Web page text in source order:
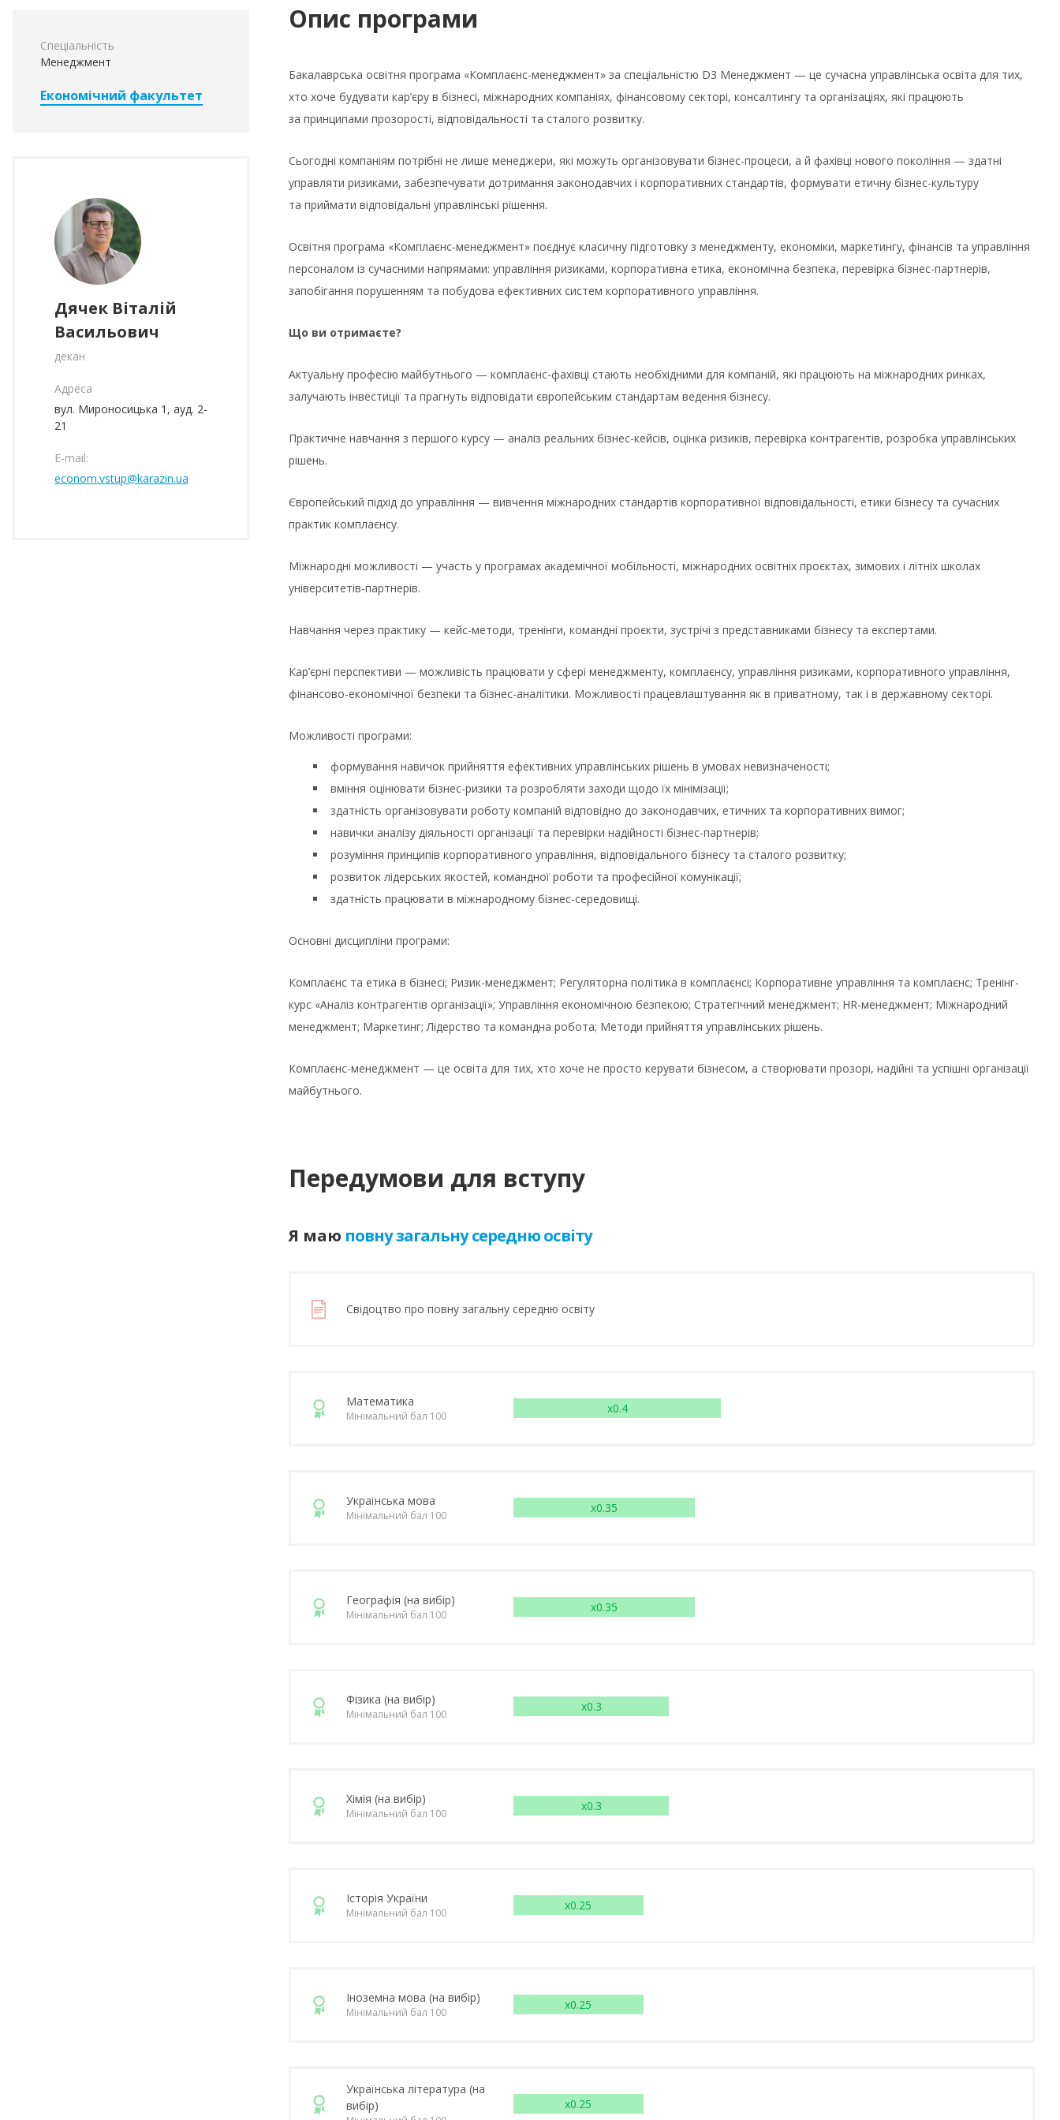
Спеціальність
Менеджмент
Економічний факультет
Дячек Віталій
Васильович
декан
Адреса
вул. Мироносицька 1, ауд. 2-
21
E-mail:
econom.vstup@karazin.ua
Опис програми
Бакалаврська освітня програма «Комплаєнс-менеджмент» за спеціальністю D3 Менеджмент — це сучасна управлінська освіта для тих,
хто хоче будувати кар’єру в бізнесі, міжнародних компаніях, фінансовому секторі, консалтингу та організаціях, які працюють
за принципами прозорості, відповідальності та сталого розвитку.
Сьогодні компаніям потрібні не лише менеджери, які можуть організовувати бізнес-процеси, а й фахівці нового покоління — здатні
управляти ризиками, забезпечувати дотримання законодавчих і корпоративних стандартів, формувати етичну бізнес-культуру
та приймати відповідальні управлінські рішення.
Освітня програма «Комплаєнс-менеджмент» поєднує класичну підготовку з менеджменту, економіки, маркетингу, фінансів та управління
персоналом із сучасними напрямами: управління ризиками, корпоративна етика, економічна безпека, перевірка бізнес-партнерів,
запобігання порушенням та побудова ефективних систем корпоративного управління.
Що ви отримаєте?
Актуальну професію майбутнього — комплаєнс-фахівці стають необхідними для компаній, які працюють на міжнародних ринках,
залучають інвестиції та прагнуть відповідати європейським стандартам ведення бізнесу.
Практичне навчання з першого курсу — аналіз реальних бізнес-кейсів, оцінка ризиків, перевірка контрагентів, розробка управлінських
рішень.
Європейський підхід до управління — вивчення міжнародних стандартів корпоративної відповідальності, етики бізнесу та сучасних
практик комплаєнсу.
Міжнародні можливості — участь у програмах академічної мобільності, міжнародних освітніх проєктах, зимових і літніх школах
університетів-партнерів.
Навчання через практику — кейс-методи, тренінги, командні проєкти, зустрічі з представниками бізнесу та експертами.
Кар’єрні перспективи — можливість працювати у сфері менеджменту, комплаєнсу, управління ризиками, корпоративного управління,
фінансово-економічної безпеки та бізнес-аналітики. Можливості працевлаштування як в приватному, так і в державному секторі.
Можливості програми:
формування навичок прийняття ефективних управлінських рішень в умовах невизначеності;
вміння оцінювати бізнес-ризики та розробляти заходи щодо їх мінімізації;
здатність організовувати роботу компаній відповідно до законодавчих, етичних та корпоративних вимог;
навички аналізу діяльності організації та перевірки надійності бізнес-партнерів;
розуміння принципів корпоративного управління, відповідального бізнесу та сталого розвитку;
розвиток лідерських якостей, командної роботи та професійної комунікації;
здатність працювати в міжнародному бізнес-середовищі.
Основні дисципліни програми:
Комплаєнс та етика в бізнесі; Ризик-менеджмент; Регуляторна політика в комплаєнсі; Корпоративне управління та комплаєнс; Тренінг-
курс «Аналіз контрагентів організації»; Управління економічною безпекою; Стратегічний менеджмент; HR-менеджмент; Міжнародний
менеджмент; Маркетинг; Лідерство та командна робота; Методи прийняття управлінських рішень.
Комплаєнс-менеджмент — це освіта для тих, хто хоче не просто керувати бізнесом, а створювати прозорі, надійні та успішні організації
майбутнього.
Передумови для вступу
Я маю повну загальну середню освіту
Свідоцтво про повну загальну середню освіту
Математика
Мінімальний бал 100
x0.4
Українська мова
Мінімальний бал 100
x0.35
Географія (на вибір)
Мінімальний бал 100
x0.35
Фізика (на вибір)
Мінімальний бал 100
x0.3
Хімія (на вибір)
Мінімальний бал 100
x0.3
Історія України
Мінімальний бал 100
x0.25
Іноземна мова (на вибір)
Мінімальний бал 100
x0.25
Українська література (на
вибір)
x0.25